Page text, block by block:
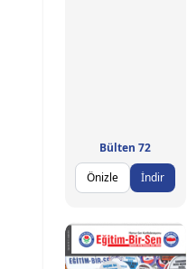
Bülten 72
Önizle
İndir